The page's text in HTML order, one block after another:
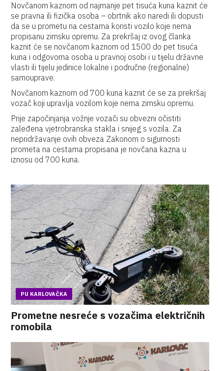
Novčanom kaznom od najmanje pet tisuća kuna kaznit će
se pravna ili fizička osoba – obrtnik ako naredi ili dopusti
da se u prometu na cestama koristi vozilo koje nema
propisanu zimsku opremu. Za prekršaj iz ovog članka
kaznit će se novčanom kaznom od 1500 do pet tisuća
kuna i odgovorna osoba u pravnoj osobi i u tijelu državne
vlasti ili tijelu jedinice lokalne i područne (regionalne)
samouprave.
Novčanom kaznom od 700 kuna kaznit će se za prekršaj
vozač koji upravlja vozilom koje nema zimsku opremu.
Prije započinjanja vožnje vozači su obvezni očistiti
zaleđena vjetrobranska stakla i snijeg s vozila. Za
nepridržavanje ovih obveza Zakonom o sigurnosti
prometa na cestama propisana je novčana kazna u
iznosu od 700 kuna.
PU KARLOVAČKA
Prometne nesreće s vozačima električnih
romobila